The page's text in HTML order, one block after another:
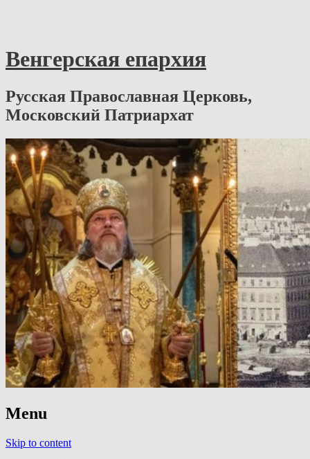
Венгерская епархия
Русская Православная Церковь,
Московский Патриархат
Menu
Skip to content